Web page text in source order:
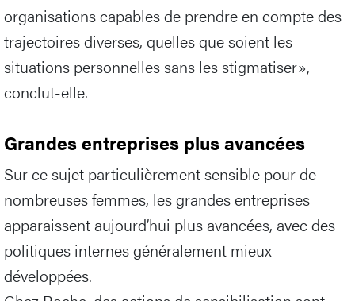
organisations capables de prendre en compte des
trajectoires diverses, quelles que soient les
situations personnelles sans les stigmatiser»,
conclut-elle.
Grandes entreprises plus avancées
Sur ce sujet particulièrement sensible pour de
nombreuses femmes, les grandes entreprises
apparaissent aujourd’hui plus avancées, avec des
politiques internes généralement mieux
développées.